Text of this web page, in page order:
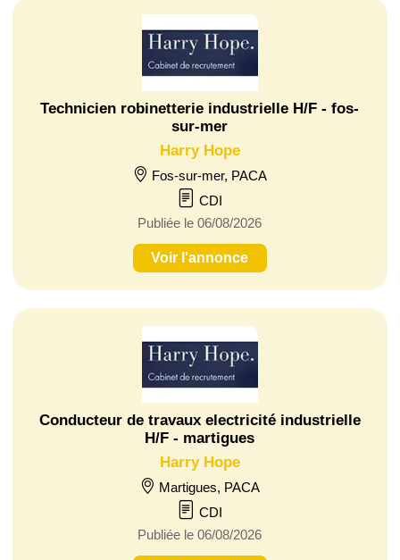
Technicien robinetterie industrielle H/F - fos-
sur-mer
Harry Hope
Fos-sur-mer, PACA
CDI
Publiée le 06/08/2026
Voir l'annonce
Conducteur de travaux electricité industrielle
H/F - martigues
Harry Hope
Martigues, PACA
CDI
Publiée le 06/08/2026